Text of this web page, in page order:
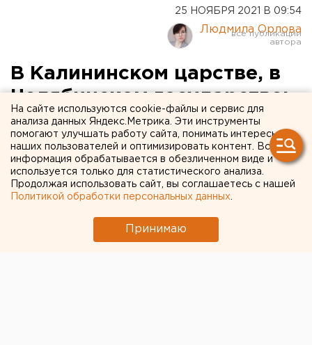
25 НОЯБРЯ 2021 В 09:54
Людмила Орлова
В Калининском царстве, в
Челябинском государстве:
«война» между депутатами
и главой района
На сайте используются cookie-файлы и сервис для
анализа данных Яндекс.Метрика. Эти инструменты
помогают улучшать работу сайта, понимать интересы
наших пользователей и оптимизировать контент. Вся
информация обрабатывается в обезличенном виде и
используется только для статистического анализа.
Продолжая использовать сайт, вы соглашаетесь с нашей
Политикой обработки персональных данных
Принимаю